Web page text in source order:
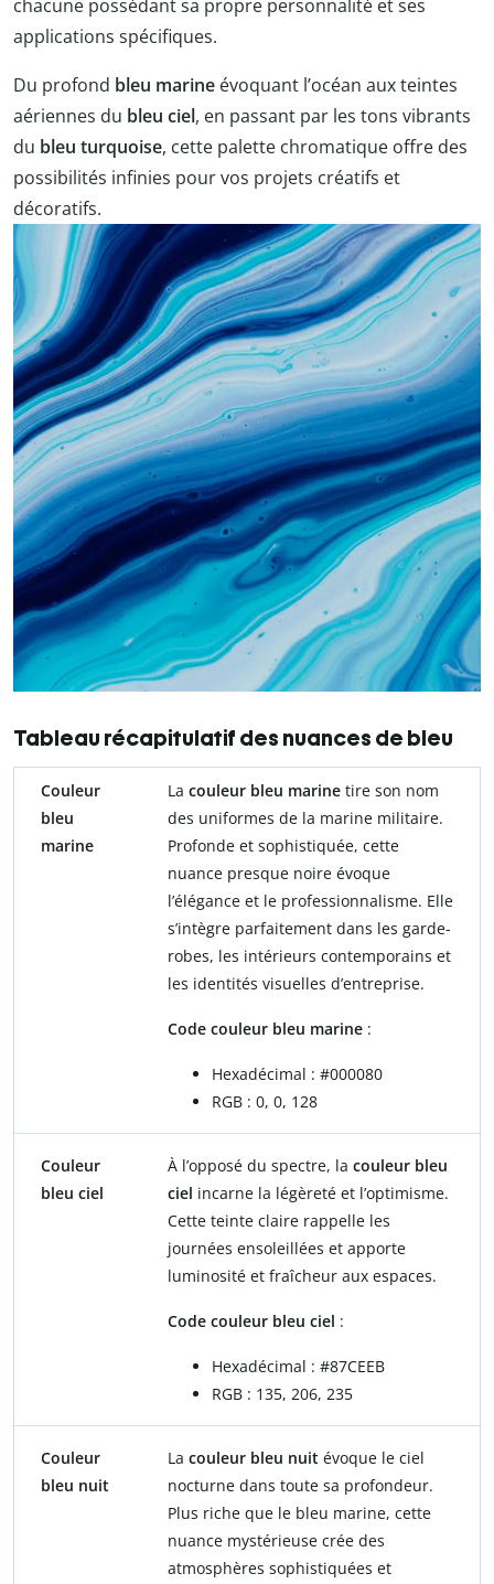
chacune possédant sa propre personnalité et ses
applications spécifiques.
Du profond bleu marine évoquant l’océan aux teintes
aériennes du bleu ciel, en passant par les tons vibrants
du bleu turquoise, cette palette chromatique offre des
possibilités infinies pour vos projets créatifs et
décoratifs.
Tableau récapitulatif des nuances de bleu
Couleur
bleu
marine
La couleur bleu marine tire son nom
des uniformes de la marine militaire.
Profonde et sophistiquée, cette
nuance presque noire évoque
l’élégance et le professionnalisme. Elle
s’intègre parfaitement dans les garde-
robes, les intérieurs contemporains et
les identités visuelles d’entreprise.
Code couleur bleu marine :
Hexadécimal : #000080
RGB : 0, 0, 128
Couleur
bleu ciel
À l’opposé du spectre, la couleur bleu
ciel incarne la légèreté et l’optimisme.
Cette teinte claire rappelle les
journées ensoleillées et apporte
luminosité et fraîcheur aux espaces.
Code couleur bleu ciel :
Hexadécimal : #87CEEB
RGB : 135, 206, 235
Couleur
bleu nuit
La couleur bleu nuit évoque le ciel
nocturne dans toute sa profondeur.
Plus riche que le bleu marine, cette
nuance mystérieuse crée des
atmosphères sophistiquées et